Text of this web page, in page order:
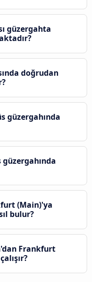
güzergahta
doğrudan
güzergahında
(Main)'ya
bulur?
Frankfurt